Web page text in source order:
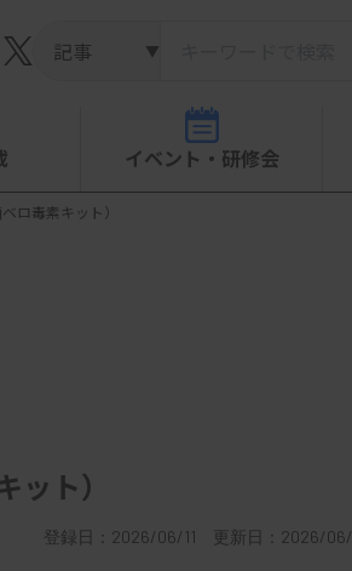
▼
イベント・研修会
ロ毒素キット）
ト）
登録日：2026/06/11 更新日：2026/